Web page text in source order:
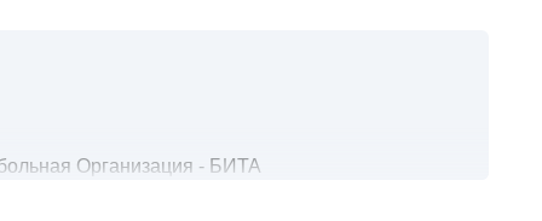
Организация - БИТА